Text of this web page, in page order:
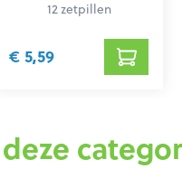
12 zetpillen
€ 5,59